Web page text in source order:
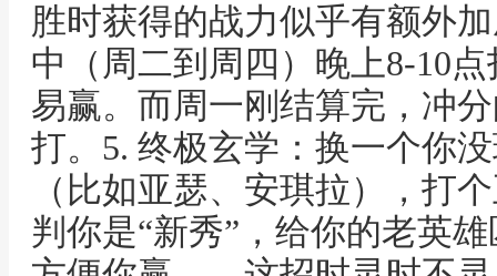
胜时获得的战力似乎有额外
中（周二到周四）晚上8-10
易赢。而周一刚结算完，冲
打。5. 终极玄学：换一个你
（比如亚瑟、安琪拉），打
判你是“新秀”，给你的老英